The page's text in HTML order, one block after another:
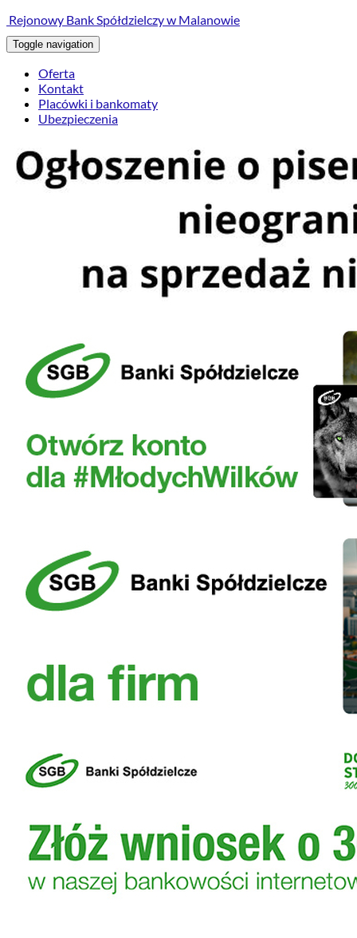
Rejonowy Bank Spółdzielczy w Malanowie
Toggle navigation
Oferta
Kontakt
Placówki i bankomaty
Ubezpieczenia